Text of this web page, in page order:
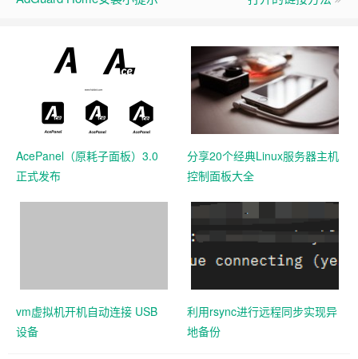
AcePanel（原耗子面板）3.0
正式发布
分享20个经典Linux服务器主机
控制面板大全
vm虚拟机开机自动连接 USB
设备
利用rsync进行远程同步实现异
地备份